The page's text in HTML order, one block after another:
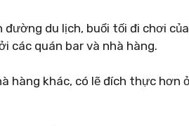
đường du lịch, buổi tối đi chơi
các quán bar và nhà hàng.
hàng khác, có lẽ đích thực hơn